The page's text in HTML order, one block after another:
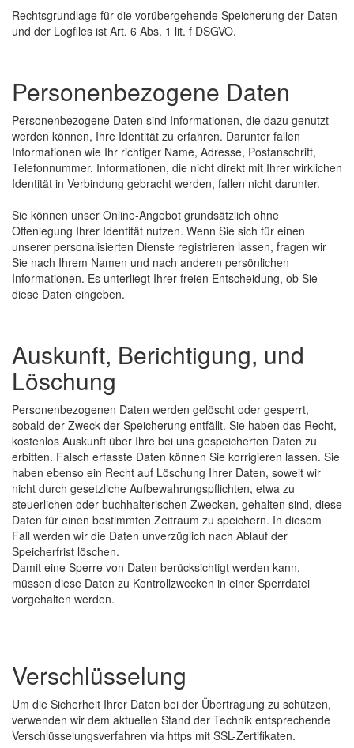
Rechtsgrundlage für die vorübergehende Speicherung der Daten
und der Logfiles ist Art. 6 Abs. 1 lit. f DSGVO.
Personenbezogene Daten
Personenbezogene Daten sind Informationen, die dazu genutzt
werden können, Ihre Identität zu erfahren. Darunter fallen
Informationen wie Ihr richtiger Name, Adresse, Postanschrift,
Telefonnummer. Informationen, die nicht direkt mit Ihrer wirklichen
Identität in Verbindung gebracht werden, fallen nicht darunter.
Sie können unser Online-Angebot grundsätzlich ohne
Offenlegung Ihrer Identität nutzen. Wenn Sie sich für einen
unserer personalisierten Dienste registrieren lassen, fragen wir
Sie nach Ihrem Namen und nach anderen persönlichen
Informationen. Es unterliegt Ihrer freien Entscheidung, ob Sie
diese Daten eingeben.
Auskunft, Berichtigung, und
Löschung
Personenbezogenen Daten werden gelöscht oder gesperrt,
sobald der Zweck der Speicherung entfällt. Sie haben das Recht,
kostenlos Auskunft über Ihre bei uns gespeicherten Daten zu
erbitten. Falsch erfasste Daten können Sie korrigieren lassen. Sie
haben ebenso ein Recht auf Löschung Ihrer Daten, soweit wir
nicht durch gesetzliche Aufbewahrungspflichten, etwa zu
steuerlichen oder buchhalterischen Zwecken, gehalten sind, diese
Daten für einen bestimmten Zeitraum zu speichern. In diesem
Fall werden wir die Daten unverzüglich nach Ablauf der
Speicherfrist löschen.
Damit eine Sperre von Daten berücksichtigt werden kann,
müssen diese Daten zu Kontrollzwecken in einer Sperrdatei
vorgehalten werden.
Verschlüsselung
Um die Sicherheit Ihrer Daten bei der Übertragung zu schützen,
verwenden wir dem aktuellen Stand der Technik entsprechende
Verschlüsselungsverfahren via https mit SSL-Zertifikaten.